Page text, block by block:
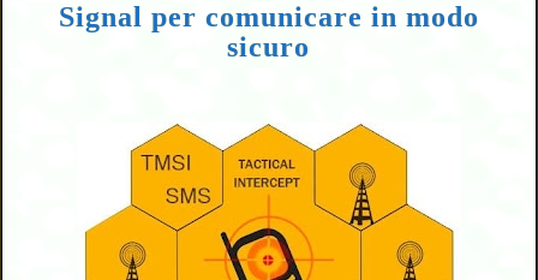
Signal per comunicare in modo
sicuro